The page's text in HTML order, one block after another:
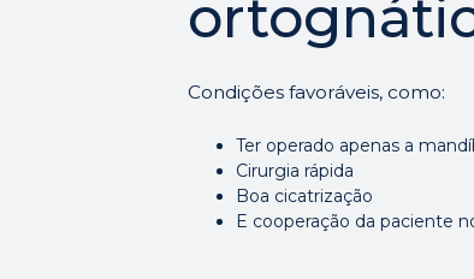
Condições favoráveis, como:
Ter operado apenas a
Cirurgia rápida
Boa cicatrização
E cooperação da paciente